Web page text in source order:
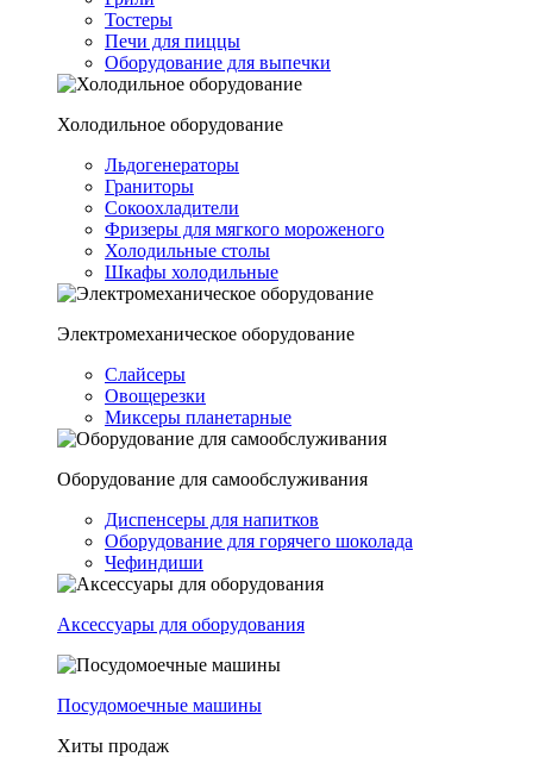
Тостеры
Печи для пиццы
Оборудование для выпечки
Холодильное оборудование
Льдогенераторы
Граниторы
Сокоохладители
Фризеры для мягкого мороженого
Холодильные столы
Шкафы холодильные
Электромеханическое оборудование
Слайсеры
Овощерезки
Миксеры планетарные
Оборудование для самообслуживания
Диспенсеры для напитков
Оборудование для горячего шоколада
Чефиндиши
Аксессуары для оборудования
Посудомоечные машины
Хиты продаж